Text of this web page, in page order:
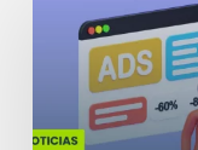
nuevas
etiquetas